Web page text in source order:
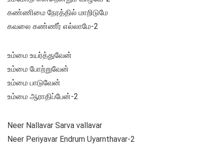
கண்ணிமை நேரத்தில் மாறிடுமே
கவலை கண்ணீர் எல்லாமே-2
உம்மை உயர்த்துவேன்
உம்மை போற்றுவேன்
உம்மை பாடுவேன்
உம்மை ஆராதிப்பேன்-2
Neer Nallavar Sarva vallavar
Neer Periyavar Endrum Uyarnthavar-2